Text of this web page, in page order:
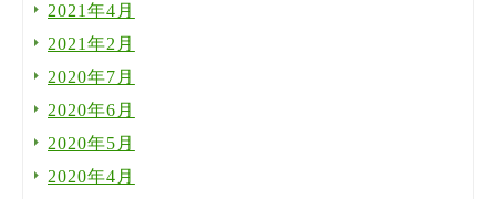
2021年4月
2021年2月
2020年7月
2020年6月
2020年5月
2020年4月